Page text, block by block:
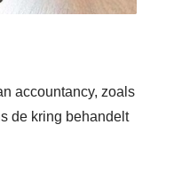
accountancy, zoals
de kring behandelt